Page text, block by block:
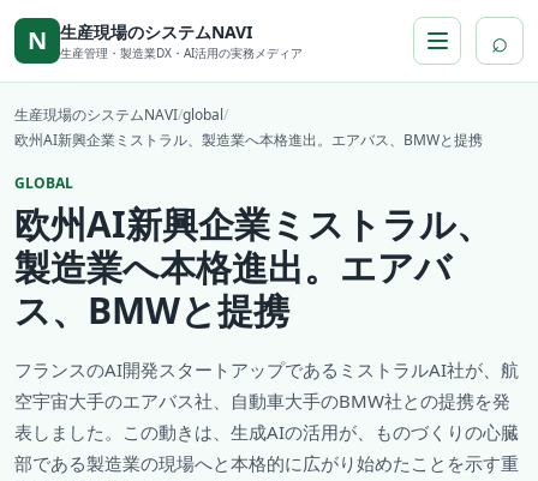
本文へ移動
N 生産現場のシステムNAVI
生産管理・製造業DX・AI活用の実務メディア ⌕
生産現場のシステムNAVI/global/
欧州AI新興企業ミストラル、製造業へ本格進出。エアバス、BMWと提携
GLOBAL
欧州AI新興企業ミストラル、
製造業へ本格進出。エアバ
ス、BMWと提携
フランスのAI開発スタートアップであるミストラルAI社が、航
空宇宙大手のエアバス社、自動車大手のBMW社との提携を発
表しました。この動きは、生成AIの活用が、ものづくりの心臓
部である製造業の現場へと本格的に広がり始めたことを示す重